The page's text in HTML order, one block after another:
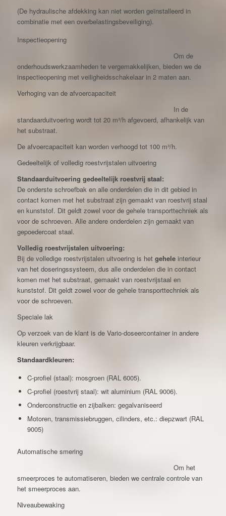
(De hydraulische afdekking kan niet worden geïnstalleerd in
combinatie met een overbelastingsbeveiliging).
Inspectieopening
Om de
onderhoudswerkzaamheden te vergemakkelijken, bieden we de
inspectieopening met veiligheidsschakelaar in 2 maten aan.
Verhoging van de afvoercapaciteit
In de
standaarduitvoering wordt tot 20 m³/h afgevoerd, afhankelijk van
het substraat.
De afvoercapaciteit kan worden verhoogd tot 100 m³/h.
Gedeeltelijk of volledig roestvrijstalen uitvoering
Standaarduitvoering gedeeltelijk roestvrij staal:
De onderste schroefbak en alle onderdelen die in dit gebied in
contact komen met het substraat zijn gemaakt van roestvrij staal
en kunststof. Dit geldt zowel voor de gehele transporttechniek als
voor de schroeven. Alle andere onderdelen zijn gemaakt van
gepoedercoat staal.
Volledig roestvrijstalen uitvoering:
Bij de volledige roestvrijstalen uitvoering is het geheleinterieur
van het doseringssysteem, dus alle onderdelen die in contact
komen met het substraat, gemaakt van roestvrijstaal en
kunststof. Dit geldt zowel voor de gehele transporttechniek als
voor de schroeven.
Speciale lak
Op verzoek van de klant is de Vario-doseercontainer in andere
kleuren verkrijgbaar.
Standaardkleuren:
C-profiel (staal): mosgroen (RAL 6005).
C-profiel (roestvrij staal): wit aluminium (RAL 9006).
Onderconstructie en zijbalken: gegalvaniseerd
Motoren, transmissiebruggen, cilinders, etc.: diepzwart (RAL
9005)
Automatische smering
Om het
smeerproces te automatiseren, bieden we centrale controle van
het smeerproces aan.
Niveaubewaking